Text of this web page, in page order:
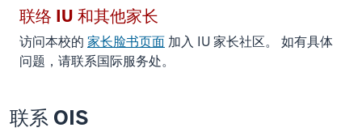
联络 IU 和其他家长
访问本校的 家长脸书页面 加入 IU 家长社区。 如有具体
问题，请联系国际服务处。
联系 OIS